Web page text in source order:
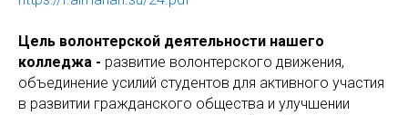
Цель волонтерской деятельности нашего
колледжа - развитие волонтерского движения,
объединение усилий студентов для активного участия
в развитии гражданского общества и улучшении